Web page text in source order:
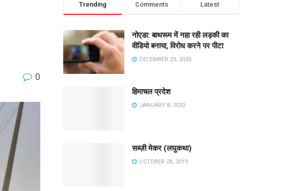
0
Trending Comments Latest
नोएडा: बाथरूम में नहा रही लड़की का
वीडियो बनाया, विरोध करने पर पीटा
DECEMBER 23, 2020
हिमाचल प्रदेश
JANUARY 8, 2020
सब्ज़ी मेकर (लघुकथा)
OCTOBER 28, 2019